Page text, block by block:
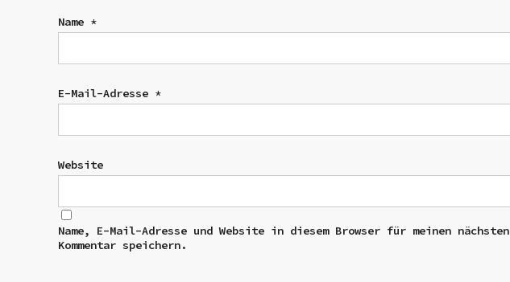
Name *
E-Mail-Adresse *
Website
Name, E-Mail-Adresse und Website in diesem Browser für meinen nächsten
Kommentar speichern.